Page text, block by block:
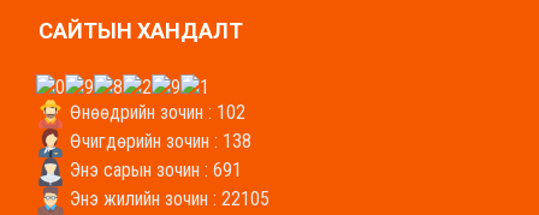
----------------------------------------------------------------
-------
Хүнс, хөдөө аж ахуйн газар
uhaag.gs.gov.mn
----------------------------------------------------------------
-------
Боловсрол, соёл, урлагийн газар
САЙТЫН ХАНДАЛТ
Өнөөдрийн зочин : 102
Өчигдөрийн зочин : 138
Энэ сарын зочин : 691
Энэ жилийн зочин : 22105